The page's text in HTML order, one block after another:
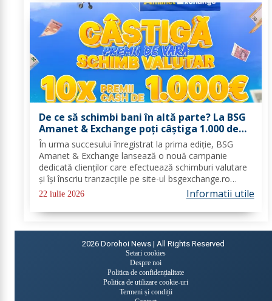
De ce să schimbi bani în altă parte? La BSG
Amanet & Exchange poți câștiga 1.000 de
euro cash!
În urma succesului înregistrat la prima ediție, BSG
Amanet & Exchange lansează o nouă campanie
dedicată clienților care efectuează schimburi valutare
și își înscriu tranzacțiile pe site-ul bsgexchange.ro
Operațiunile pot fi realizate în agenții în perioada 20
22 iulie 2026 Informatii utile
2026 Dorohoi News | All Rights Reserved
Setari cookies
Despre noi
Politica de confidențialitate
Politica de utilizare cookie-uri
Termeni și condiții